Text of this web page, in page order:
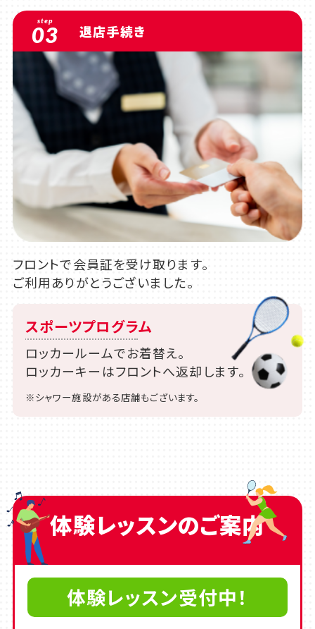
step
03 退店手続き
フロントで会員証を受け取ります。
ご利用ありがとうございました。
スポーツプログラム
ロッカールームでお着替え。
ロッカーキーはフロントへ返却します。
※シャワー施設がある店舗もございます。
体験レッスンのご案内
体験レッスン受付中！